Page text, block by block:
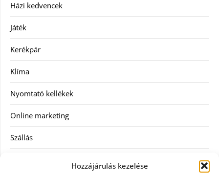
Hozzájárulás kezelése
Házi kedvencek
Játék
Kerékpár
Klíma
Nyomtató kellékek
Online marketing
Szállás